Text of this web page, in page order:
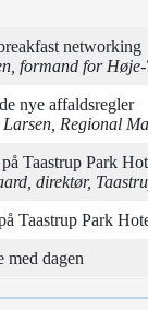
networking
formand for
nye affaldsregler
Regional
Taastrup Park
direktør,
Taastrup Park
med dagen